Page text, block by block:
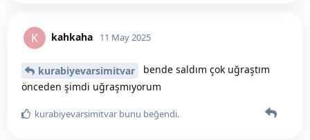
K kahkaha 11 May 2025
kurabiyevarsimitvar
bende saldım çok uğraştım
önceden şimdi uğraşmıyorum
kurabiyevarsimitvar bunu beğendi.